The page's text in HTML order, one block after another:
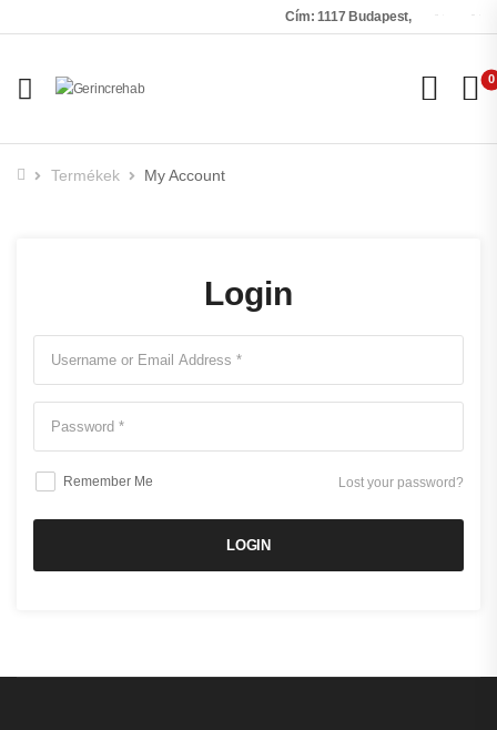
Cím: 1117 Budapest, Nádorliget
0
Termékek My Account
Login
Remember Me Lost your password?
LOGIN